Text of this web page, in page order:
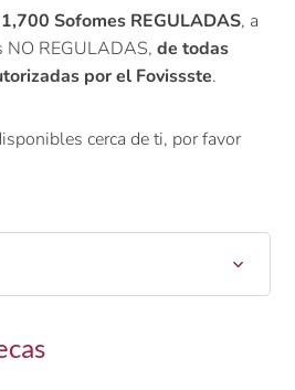
1,700 Sofomes REGULADAS, a
NO REGULADAS,de todas
por el Fovissste.
cerca de ti, por favor